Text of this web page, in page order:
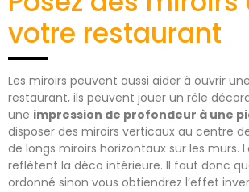
votre restaurant
Les miroirs peuvent aussi aider à ouvrir
restaurant, ils peuvent jouer un rôle
une impression de profondeur à une
disposer des miroirs verticaux au centre
de longs miroirs horizontaux sur les murs.
reflètent la déco intérieure. Il faut donc
ordonné sinon vous obtiendrez l’effet